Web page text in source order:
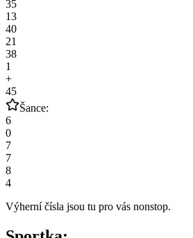
35
13
40
21
38
1
+
45
Šance:
6
0
7
7
8
4
Výherní čísla jsou tu pro vás nonstop.